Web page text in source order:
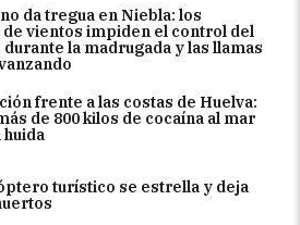
da tregua en Niebla: los
de vientos impiden el control del
la madrugada y las llamas
frente a las costas de Huelva:
de 800 kilos de cocaína al mar
huida
turístico se estrella y deja